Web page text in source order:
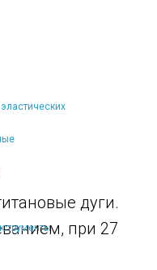
дуги.
при 27